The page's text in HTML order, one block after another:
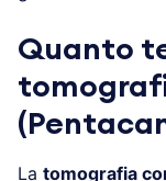
Quanto
La tomografia